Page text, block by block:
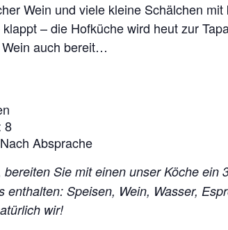
Wein und viele kleine Schälchen
– die Hofküche wird heut zur
auch bereit…
8
Absprache
bereiten Sie mit einen unser Köche ein
enthalten: Speisen, Wein, Wasser,
wir!